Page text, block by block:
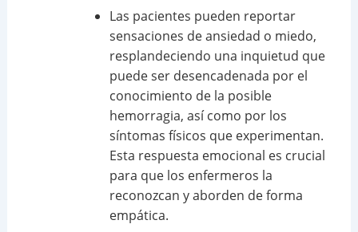
Las pacientes pueden reportar
sensaciones de ansiedad o miedo,
resplandeciendo una inquietud que
puede ser desencadenada por el
conocimiento de la posible
hemorragia, así como por los
síntomas físicos que experimentan.
Esta respuesta emocional es crucial
para que los enfermeros la
reconozcan y aborden de forma
empática.